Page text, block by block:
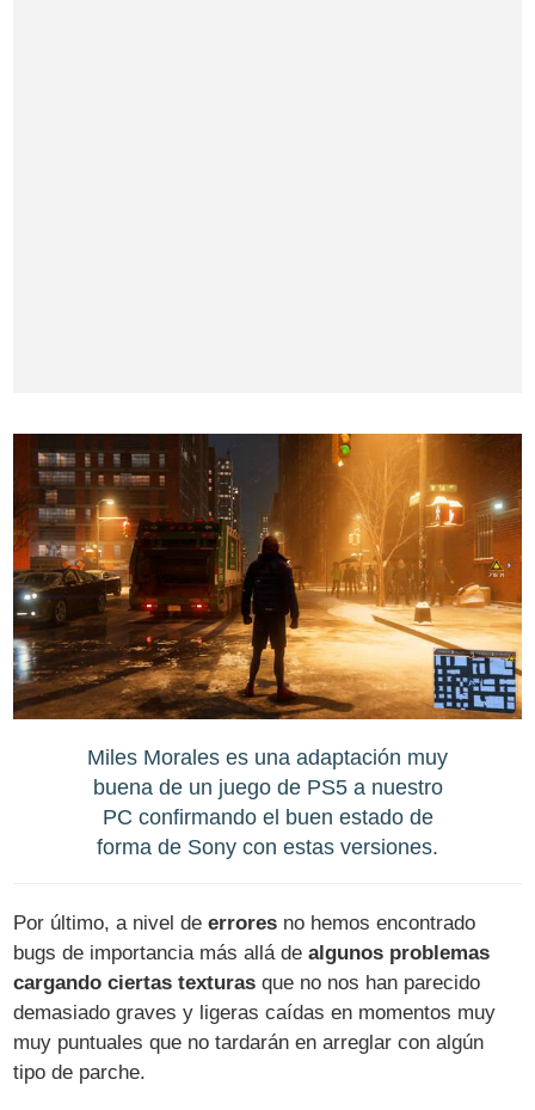
Miles Morales es una adaptación muy
buena de un juego de PS5 a nuestro
PC confirmando el buen estado de
forma de Sony con estas versiones.
Por último, a nivel deerrores no hemos encontrado
bugs de importancia más allá dealgunos problemas
cargando ciertas texturas que no nos han parecido
demasiado graves y ligeras caídas en momentos muy
muy puntuales que no tardarán en arreglar con algún
tipo de parche.